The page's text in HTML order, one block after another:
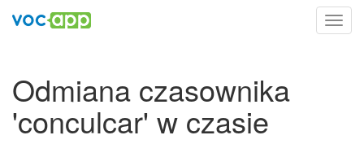
Odmiana czasownika
'conculcar' w czasie